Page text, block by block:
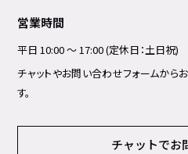
営業時間
平日 10:00 ～ 17:00 (定休日：土日祝)
チャットやお問い合わせフォームから
す。
チャットでお